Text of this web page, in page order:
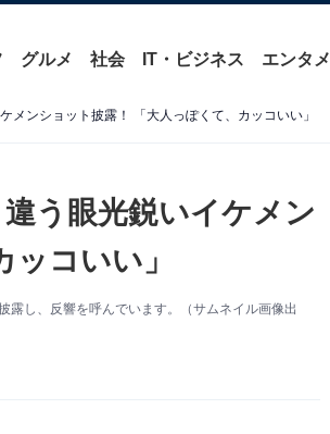
グルメ 社会 IT・ビジネス エンタメ
メンショット披露！ 「大人っぽくて、カッコいい」
う眼光鋭いイケメン
コいい」
し、反響を呼んでいます。（サムネイル画像出